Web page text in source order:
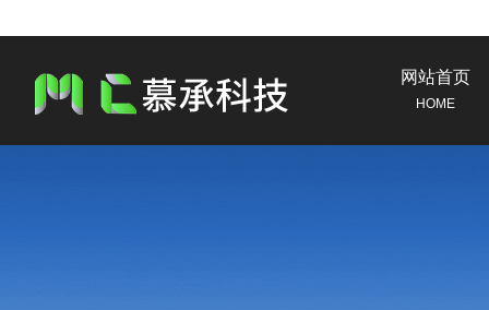
网站首页
HOME